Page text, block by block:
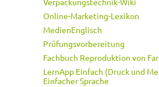
Online-Marketing-Lexikon
MedienEnglisch
Prüfungsvorbereitung
Fachbuch Reproduktion von
LernApp Einfach (Druck und
Einfacher Sprache